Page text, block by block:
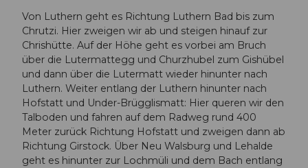
Von Luthern geht es Richtung Luthern Bad bis zum
Chrutzi. Hier zweigen wir ab und steigen hinauf zur
Chrishütte. Auf der Höhe geht es vorbei am Bruch
über die Lutermattegg und Churzhubel zum Gishübel
und dann über die Lutermatt wieder hinunter nach
Luthern. Weiter entlang der Luthern hinunter nach
Hofstatt und Under-Brügglismatt: Hier queren wir den
Talboden und fahren auf dem Radweg rund 400
Meter zurück Richtung Hofstatt und zweigen dann ab
Richtung Girstock. Über Neu Walsburg und Lehalde
geht es hinunter zur Lochmüli und dem Bach entlang